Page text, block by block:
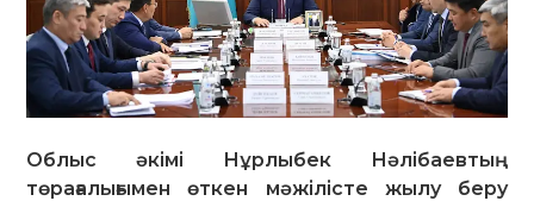
Облыс әкімі Нұрлыбек Нәлібаевтың
төрағалығымен өткен мәжілісте жылу беру